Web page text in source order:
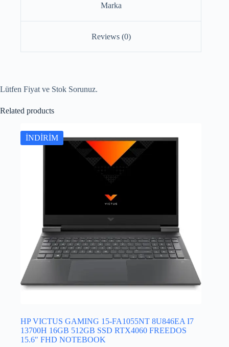
Marka
Reviews (0)
Lütfen Fiyat ve Stok Sorunuz.
Related products
İNDİRİM
HP VICTUS GAMING 15-FA1055NT 8U846EA I7
13700H 16GB 512GB SSD RTX4060 FREEDOS
15.6″ FHD NOTEBOOK